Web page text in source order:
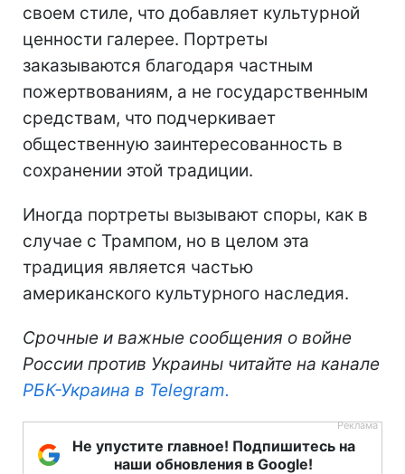
своем стиле, что добавляет культурной
ценности галерее. Портреты
заказываются благодаря частным
пожертвованиям, а не государственным
средствам, что подчеркивает
общественную заинтересованность в
сохранении этой традиции.
Иногда портреты вызывают споры, как в
случае с Трампом, но в целом эта
традиция является частью
американского культурного наследия.
Срочные и важные сообщения о войне
России против Украины читайте на канале
РБК-Украина в Telegram.
Не упустите главное! Подпишитесь на
наши обновления в Google!